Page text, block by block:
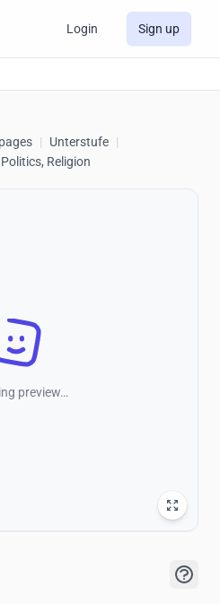
Login Sign up
| Unterstufe |
Religion
preview…